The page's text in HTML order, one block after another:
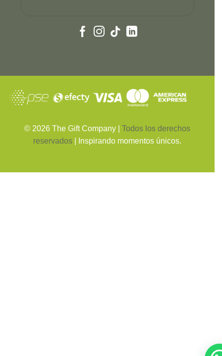
© 2026 The Gift Company | Todos los derechos
reservados
| Inspirando momentos únicos.